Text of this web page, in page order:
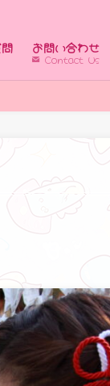
お問い合わせ
Contact Us